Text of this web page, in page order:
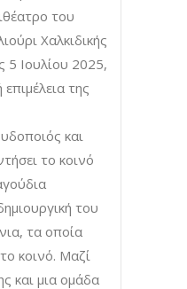
του
Χαλκιδικής
5 Ιουλίου 2025,
της
και
το κοινό
του
τα οποία
κοινό. Μαζί
και μια ομάδα